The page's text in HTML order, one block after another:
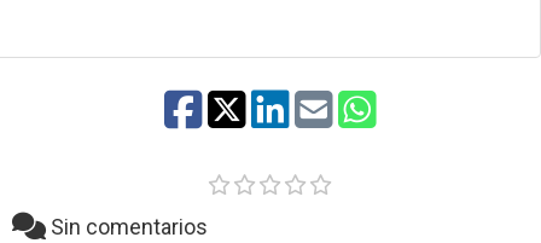
Sin comentarios